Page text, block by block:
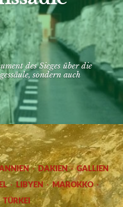
des Sieges über die
sondern auch
· DAKIEN · GALLIEN
· LIBYEN · MAROKKO ·
TÜRKEI